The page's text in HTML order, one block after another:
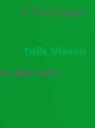
0 Penilaian
Tulis Ulasan
dan tulis